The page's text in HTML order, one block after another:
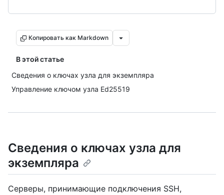
Копировать как Markdown
В этой статье
Сведения о ключах узла для экземпляра
Управление ключом узла Ed25519
Сведения о ключах узла для
экземпляра
Серверы, принимающие подключения SSH,